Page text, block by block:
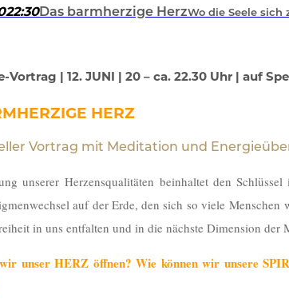
22:30Das barmherzige HerzWo die Seele sich
Vortrag | 12. JUNI | 20 – ca. 22.30 Uhr | auf
HERZ
Vortrag mit Meditation und
unserer Herzensqualitäten beinhaltet den
auf der Erde, den sich so viele
in uns entfalten und in die nächste Dimension der
unser HERZ öffnen? Wie können wir unsere